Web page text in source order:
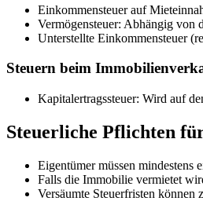
Einkommensteuer auf
Vermögensteuer: Abhängig von
Unterstellte Einkommensteuer
Steuern beim
Kapitalertragssteuer: Wird auf
Steuerliche Pflichten
Eigentümer müssen mindestens
Falls die Immobilie vermietet
Versäumte Steuerfristen können